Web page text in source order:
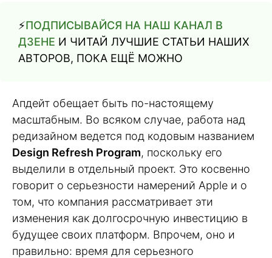
⚡️ПОДПИСЫВАЙСЯ НА НАШ КАНАЛ В
ДЗЕНЕ И ЧИТАЙ ЛУЧШИЕ СТАТЬИ НАШИХ
АВТОРОВ, ПОКА ЕЩЁ МОЖНО
Апдейт обещает быть по-настоящему
масштабным. Во всяком случае, работа над
редизайном ведется под кодовым названием
Design Refresh Program, поскольку его
выделили в отдельный проект. Это косвенно
говорит о серьезности намерений Apple и о
том, что компания рассматривает эти
изменения как долгосрочную инвестицию в
будущее своих платформ. Впрочем, оно и
правильно: время для серьезного